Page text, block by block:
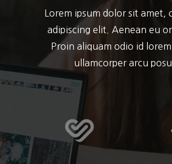
Lorem ipsum dolor sit amet,
adipiscing elit. Aenean eu
Proin aliquam odio id
ullamcorper arcu